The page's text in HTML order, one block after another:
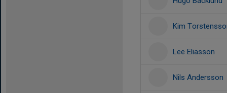
Kim
Lee Eliasson
Nils Andersson